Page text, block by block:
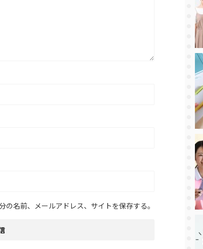
名前、メールアドレス、サイトを保存する。